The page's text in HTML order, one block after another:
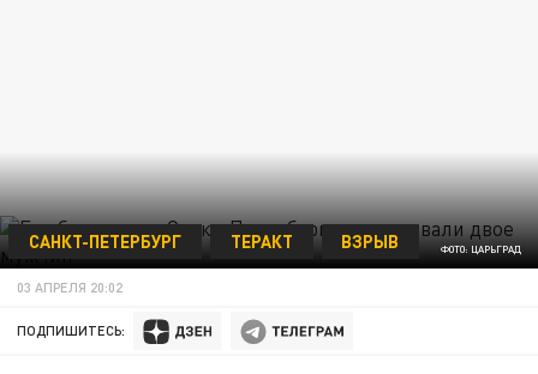
ФОТО: ЦАРЬГРАД
САНКТ-ПЕТЕРБУРГ ТЕРАКТ ВЗРЫВ
03 АПРЕЛЯ 20:02
ПОДПИШИТЕСЬ: